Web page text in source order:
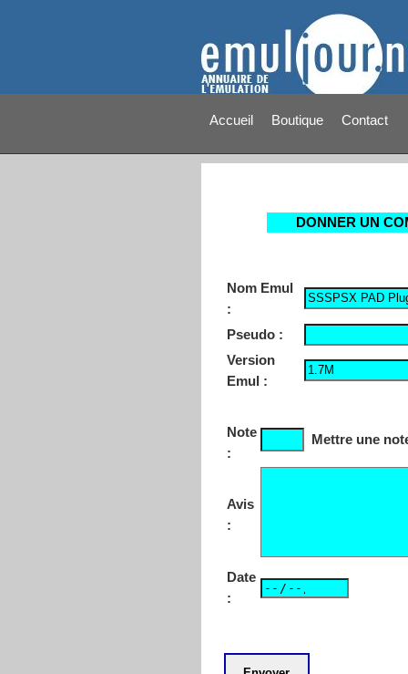
Accueil Boutique Contact
DONNER UN
Nom Emul
:
Pseudo :
Version
Emul :
Note
:
Mettre une
Avis
:
Date
: